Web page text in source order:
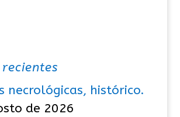
necrológicas, histórico.
de 2026